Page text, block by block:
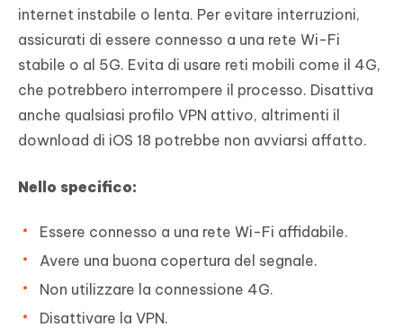
internet instabile o lenta. Per evitare interruzioni,
assicurati di essere connesso a una rete Wi-Fi
stabile o al 5G. Evita di usare reti mobili come il 4G,
che potrebbero interrompere il processo. Disattiva
anche qualsiasi profilo VPN attivo, altrimenti il
download di iOS 18 potrebbe non avviarsi affatto.
Nello specifico:
Essere connesso a una rete Wi-Fi affidabile.
Avere una buona copertura del segnale.
Non utilizzare la connessione 4G.
Disattivare la VPN.